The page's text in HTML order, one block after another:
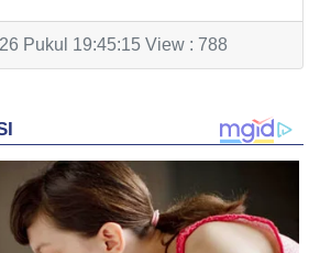
Pukul 19:45:15 View : 788